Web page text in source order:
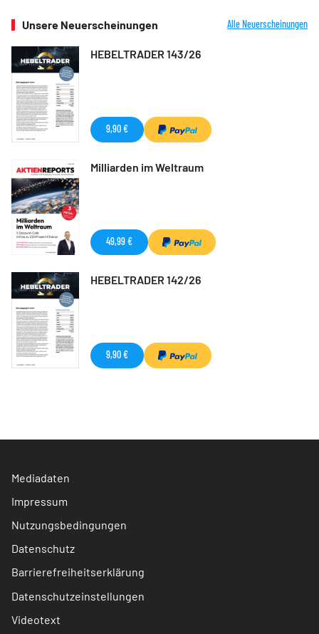
Unsere Neuerscheinungen Alle Neuerscheinungen
HEBELTRADER 143/26
9,90 €
Milliarden im Weltraum
49,99 €
HEBELTRADER 142/26
9,90 €
Mediadaten
Impressum
Nutzungsbedingungen
Datenschutz
Barrierefreiheitserklärung
Datenschutzeinstellungen
Videotext